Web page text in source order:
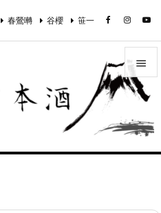



春鶯囀 谷櫻 笹一